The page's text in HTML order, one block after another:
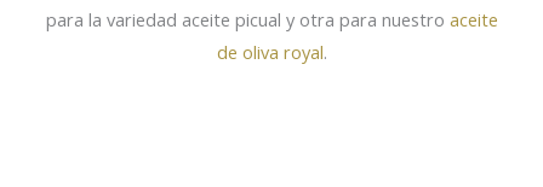
para la variedad aceite picual y otra para nuestro aceite
de oliva royal.